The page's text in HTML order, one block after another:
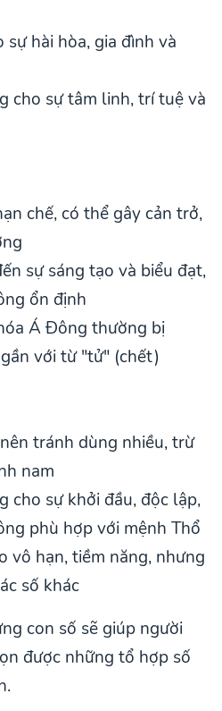
sự hài hòa, gia đình và
cho sự tâm linh, trí tuệ và
chế, có thể gây cản trở,
sự sáng tạo và biểu đạt,
ổn định
Á Đông thường bị
với từ "tử" (chết)
tránh dùng nhiều, trừ
nam
cho sự khởi đầu, độc lập,
phù hợp với mệnh Thổ
vô hạn, tiềm năng, nhưng
số khác
con số sẽ giúp người
được những tổ hợp số